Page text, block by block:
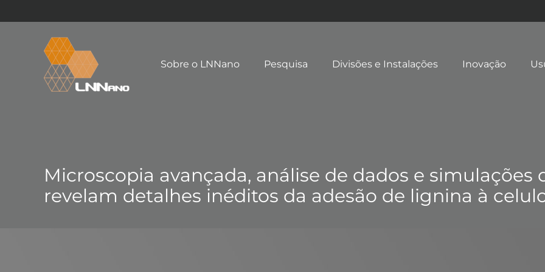
Sobre o LNNano Pesquisa Divisões e Instalações Inovação
Microscopia avançada, análise de dados e
revelam detalhes inéditos da adesão de lignina à